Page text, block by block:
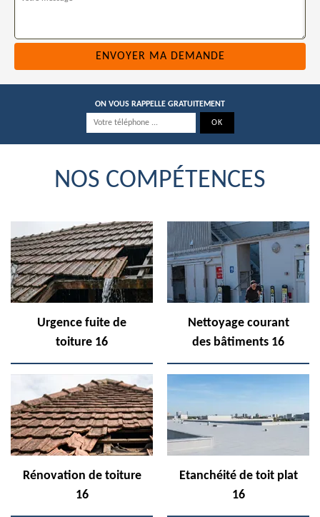
ON VOUS RAPPELLE GRATUITEMENT
NOS COMPÉTENCES
Urgence fuite de
toiture 16
Nettoyage courant
des bâtiments 16
Rénovation de toiture
16
Etanchéité de toit plat
16